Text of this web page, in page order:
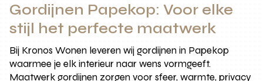
Gordijnen Papekop: Voor elke
stijl het perfecte maatwerk
Bij Kronos Wonen leveren wij gordijnen in Papekop
waarmee je elk interieur naar wens vormgeeft.
Maatwerk gordijnen zorgen voor sfeer, warmte, privacy